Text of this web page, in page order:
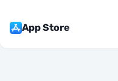
App Store